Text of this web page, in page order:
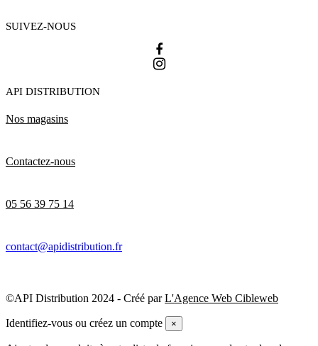
SUIVEZ-NOUS
API DISTRIBUTION
Nos magasins
Contactez-nous
05 56 39 75 14
contact@apidistribution.fr
©API Distribution 2024 - Créé parL'Agence Web Cibleweb
Identifiez-vous ou créez un compte ×